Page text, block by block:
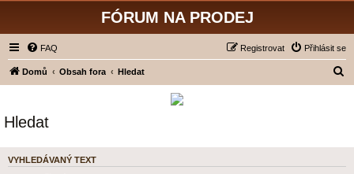
FÓRUM NA PRODEJ
FAQ Přihlásit se
Registrovat
Domů Obsah fora Hledat
a
t
Hledat
VYHLEDÁVANÝ TEXT